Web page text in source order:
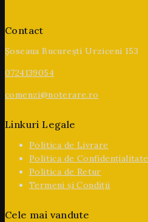
Contact
Șoseaua București Urziceni 153
0724139054
comenzi@noterare.ro
Linkuri Legale
Politica de Livrare
Politica de Confidențialitate
Politica de Retur
Termeni și Condiții
Cele mai vandute